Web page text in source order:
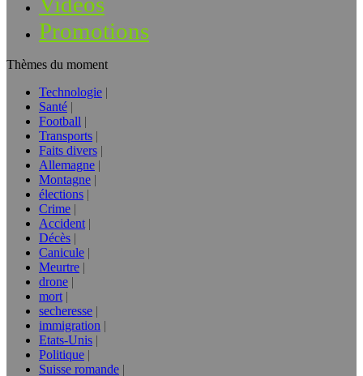
Promotions
Thèmes du moment
Technologie
Santé
Football
Transports
Faits divers
Allemagne
Montagne
élections
Crime
Accident
Décès
Canicule
Meurtre
drone
mort
secheresse
immigration
Etats-Unis
Politique
Suisse romande